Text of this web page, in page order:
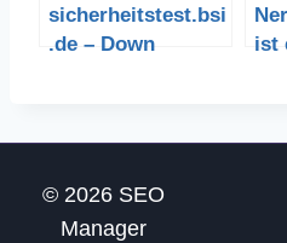
sicherheitstest.bsi
.de – Down
ist
© 2026 SEO
Manager